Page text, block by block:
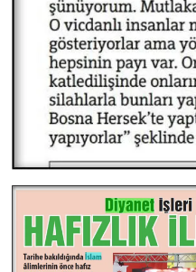
Tekirdağ Müftülüğü
Tokat Müftülüğü
Trabzon Müftülüğü
Tunceli Müftülüğü
Uşak Müftülüğü
Van Müftülüğü